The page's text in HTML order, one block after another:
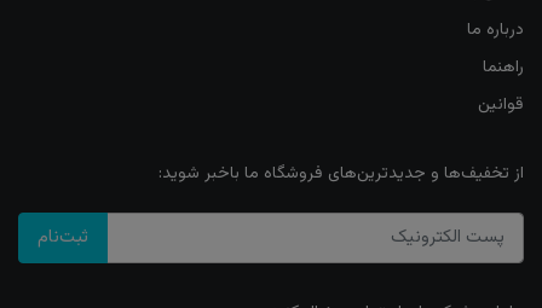
درباره ما
راهنما
قوانین
از تخفیف‌ها و جدیدترین‌های فروشگاه ما باخبر شوید:
ثبت‌نام